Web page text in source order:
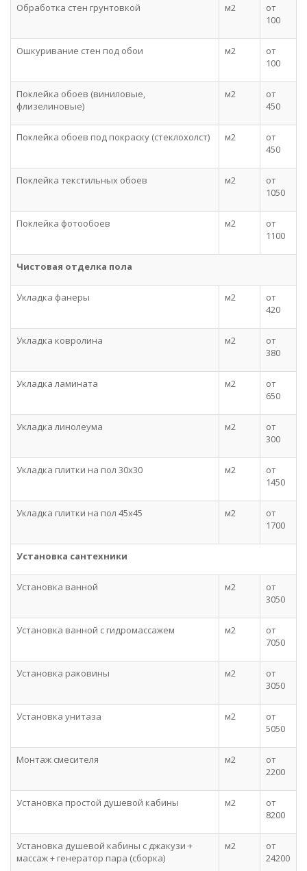
Обработка стен грунтовкой м2
от
100
Ошкуривание стен под обои м2
от
100
Поклейка обоев (виниловые,
флизелиновые)
м2
от
450
Поклейка обоев под покраску (стеклохолст) м2
от
450
Поклейка текстильных обоев м2
от
1050
Поклейка фотообоев м2
от
1100
Чистовая отделка пола
Укладка фанеры м2
от
420
Укладка ковролина м2
от
380
Укладка ламината м2
от
650
Укладка линолеума м2
от
300
Укладка плитки на пол 30x30 м2
от
1450
Укладка плитки на пол 45x45 м2
от
1700
Установка сантехники
Установка ванной м2
от
3050
Установка ванной с гидромассажем м2
от
7050
Установка раковины м2
от
3050
Установка унитаза м2
от
5050
Монтаж смесителя м2
от
2200
Установка простой душевой кабины м2
от
8200
Установка душевой кабины с джакузи +
массаж + генератор пара (сборка)
м2
от
24200